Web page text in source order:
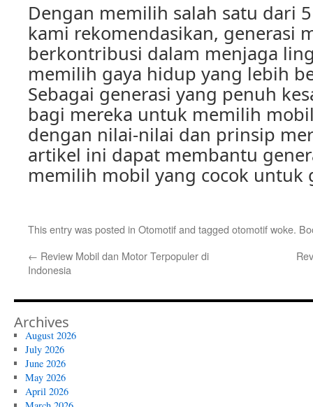
Dengan memilih salah satu dari
kami rekomendasikan, generasi
berkontribusi dalam menjaga
memilih gaya hidup yang lebih
Sebagai generasi yang penuh
bagi mereka untuk memilih
dengan nilai-nilai dan prinsip
artikel ini dapat membantu
memilih mobil yang cocok untuk
This entry was posted in Otomotifand tagged otomotif woke.
← Review Mobil dan Motor Terpopuler di
Indonesia
Archives
August 2026
July 2026
June 2026
May 2026
April 2026